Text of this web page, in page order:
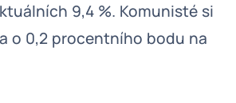
9,4 %. Komunisté si
o 0,2 procentního bodu na